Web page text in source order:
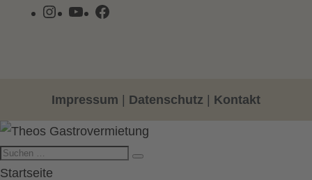
Instagram
YouTubeFacebook
Impressum Datenschutz Kontakt
Startseite